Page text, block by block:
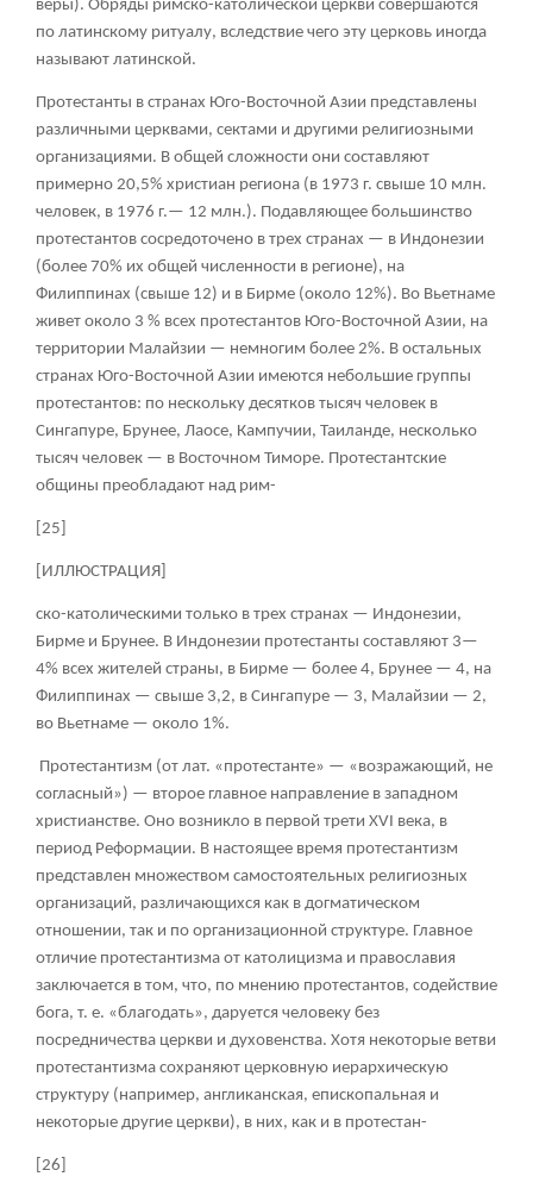
веры). Обряды римско-католической церкви совершаются
по латинскому ритуалу, вследствие чего эту церковь иногда
называют латинской.
Протестанты в странах Юго-Восточной Азии представлены
различными церквами, сектами и другими религиозными
организациями. В общей сложности они составляют
примерно 20,5% христиан региона (в 1973 г. свыше 10 млн.
человек, в 1976 г.— 12 млн.). Подавляющее большинство
протестантов сосредоточено в трех странах — в Индонезии
(более 70% их общей численности в регионе), на
Филиппинах (свыше 12) и в Бирме (около 12%). Во Вьетнаме
живет около 3 % всех протестантов Юго-Восточной Азии, на
территории Малайзии — немногим более 2%. В остальных
странах Юго-Восточной Азии имеются небольшие группы
протестантов: по нескольку десятков тысяч человек в
Сингапуре, Брунее, Лаосе, Кампучии, Таиланде, несколько
тысяч человек — в Восточном Тиморе. Протестантские
общины преобладают над рим-
[25]
[ИЛЛЮСТРАЦИЯ]
ско-католическими только в трех странах — Индонезии,
Бирме и Брунее. В Индонезии протестанты составляют 3—
4% всех жителей страны, в Бирме — более 4, Брунее — 4, на
Филиппинах — свыше 3,2, в Сингапуре — 3, Малайзии — 2,
во Вьетнаме — около 1%.
Протестантизм (от лат. «протестанте» — «возражающий, не
согласный») — второе главное направление в западном
христианстве. Оно возникло в первой трети XVI века, в
период Реформации. В настоящее время протестантизм
представлен множеством самостоятельных религиозных
организаций, различающихся как в догматическом
отношении, так и по организационной структуре. Главное
отличие протестантизма от католицизма и православия
заключается в том, что, по мнению протестантов, содействие
бога, т. е. «благодать», даруется человеку без
посредничества церкви и духовенства. Хотя некоторые ветви
протестантизма сохраняют церковную иерархическую
структуру (например, англиканская, епископальная и
некоторые другие церкви), в них, как и в протестан-
[26]